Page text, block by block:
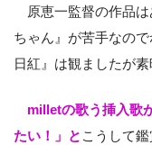
原恵一監督の作品は
ちゃん』が苦手なの
日紅』は観ましたが
milletの歌う挿入歌
たい！」と こうして鑑